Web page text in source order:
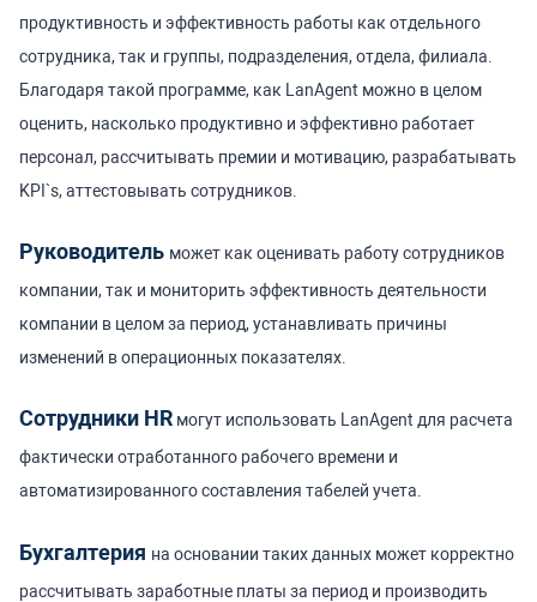
продуктивность и эффективность работы как отдельного
сотрудника, так и группы, подразделения, отдела, филиала.
Благодаря такой программе, как LanAgent можно в целом
оценить, насколько продуктивно и эффективно работает
персонал, рассчитывать премии и мотивацию, разрабатывать
KPI`s, аттестовывать сотрудников.
Руководитель может как оценивать работу сотрудников
компании, так и мониторить эффективность деятельности
компании в целом за период, устанавливать причины
изменений в операционных показателях.
Сотрудники HR могут использовать LanAgent для расчета
фактически отработанного рабочего времени и
автоматизированного составления табелей учета.
Бухгалтерия на основании таких данных может корректно
рассчитывать заработные платы за период и производить